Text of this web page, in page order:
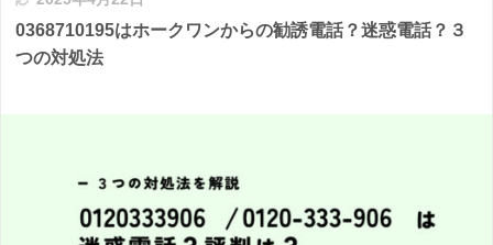
0368710195はホークワンからの勧誘電話？迷惑電話？３
つの対処法